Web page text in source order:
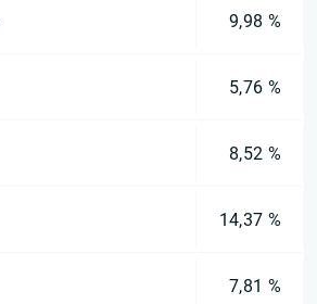
9,98 %
5,76 %
8,52 %
14,37 %
7,81 %